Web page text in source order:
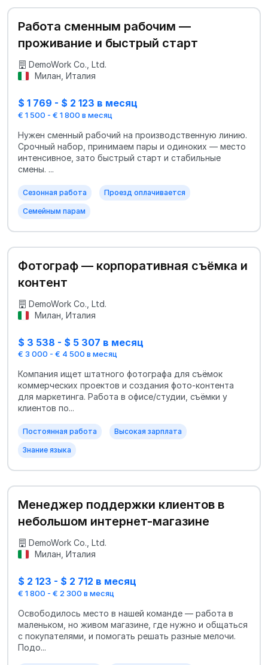
Работа сменным рабочим —
проживание и быстрый старт
DemoWork Co., Ltd.
Милан, Италия
$ 1 769 - $ 2 123 в месяц
€ 1 500 - € 1 800 в месяц
Нужен сменный рабочий на производственную линию.
Срочный набор, принимаем пары и одиноких — место
интенсивное, зато быстрый старт и стабильные
смены. ...
Сезонная работа Проезд оплачивается
Семейным парам
Фотограф — корпоративная съёмка и
контент
DemoWork Co., Ltd.
Милан, Италия
$ 3 538 - $ 5 307 в месяц
€ 3 000 - € 4 500 в месяц
Компания ищет штатного фотографа для съёмок
коммерческих проектов и создания фото-контента
для маркетинга. Работа в офисе/студии, съёмки у
клиентов по...
Постоянная работа Высокая зарплата
Знание языка
Менеджер поддержки клиентов в
небольшом интернет-магазине
DemoWork Co., Ltd.
Милан, Италия
$ 2 123 - $ 2 712 в месяц
€ 1 800 - € 2 300 в месяц
Освободилось место в нашей команде — работа в
маленьком, но живом магазине, где нужно и общаться
с покупателями, и помогать решать разные мелочи.
Подо...